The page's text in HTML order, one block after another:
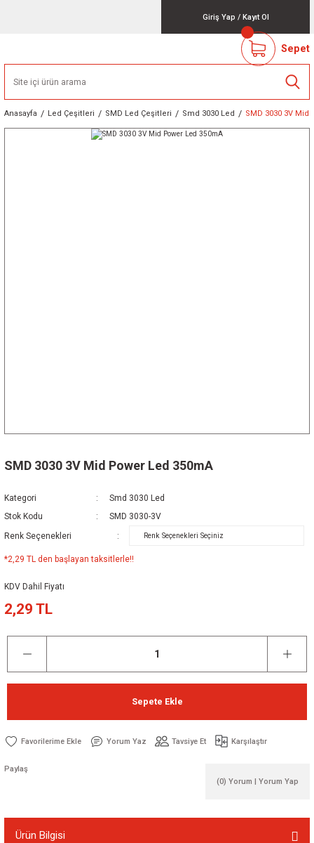
Giriş Yap / Kayıt Ol
Sepet
Anasayfa Led Çeşitleri SMD Led Çeşitleri Smd 3030 Led SMD 3030 3V Mid
SMD 3030 3V Mid Power Led 350mA
Kategori
Smd 3030 Led
Stok Kodu
SMD 3030-3V
Renk Seçenekleri
*2,29 TL den başlayan taksitlerle!!
KDV Dahil Fiyatı
2,29 TL
Sepete Ekle
Yorum Yaz Tavsiye Et Karşılaştır
Paylaş
(0) Yorum | Yorum Yap
Ürün Bilgisi